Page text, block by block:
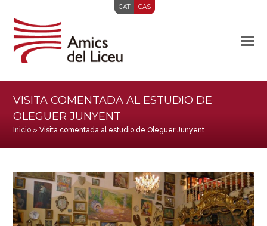
CAT CAS
VISITA COMENTADA AL ESTUDIO DE
OLEGUER JUNYENT
Inicio »Visita comentada al estudio de Oleguer Junyent